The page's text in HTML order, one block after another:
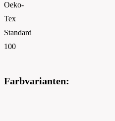
Oeko-
Tex
Standard
100
Farbvarianten: